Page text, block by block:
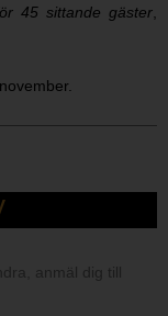
45 sittande gäster,
anmäl dig till